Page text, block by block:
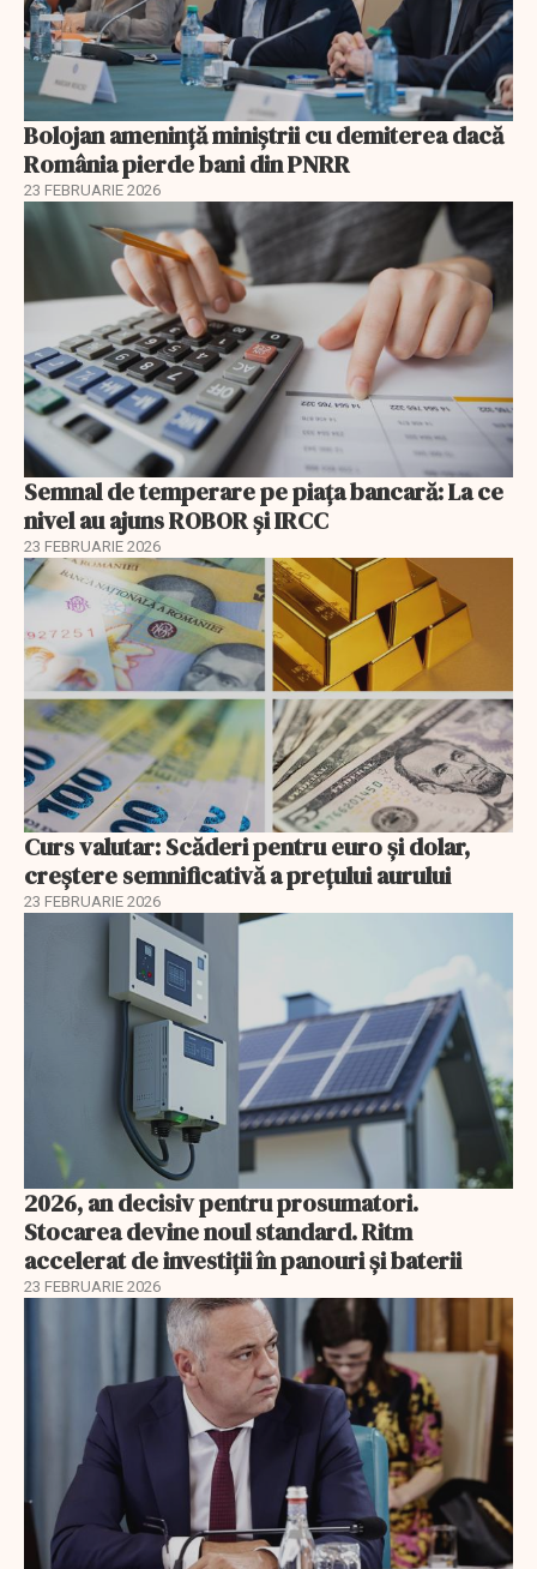
Bolojan amenință miniștrii cu demiterea dacă
România pierde bani din PNRR
23 FEBRUARIE 2026
Semnal de temperare pe piața bancară: La ce
nivel au ajuns ROBOR şi IRCC
23 FEBRUARIE 2026
Curs valutar: Scăderi pentru euro și dolar,
creștere semnificativă a prețului aurului
23 FEBRUARIE 2026
2026, an decisiv pentru prosumatori.
Stocarea devine noul standard. Ritm
accelerat de investiții în panouri și baterii
23 FEBRUARIE 2026